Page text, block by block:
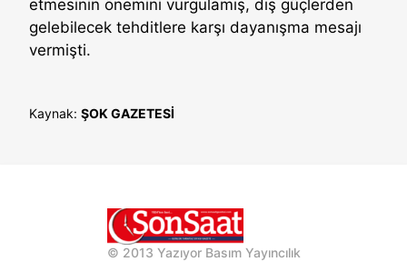
etmesinin önemini vurgulamış, dış güçlerden
gelebilecek tehditlere karşı dayanışma mesajı
vermişti.
Kaynak: ŞOK GAZETESİ
© 2013 Yazıyor Basım Yayıncılık